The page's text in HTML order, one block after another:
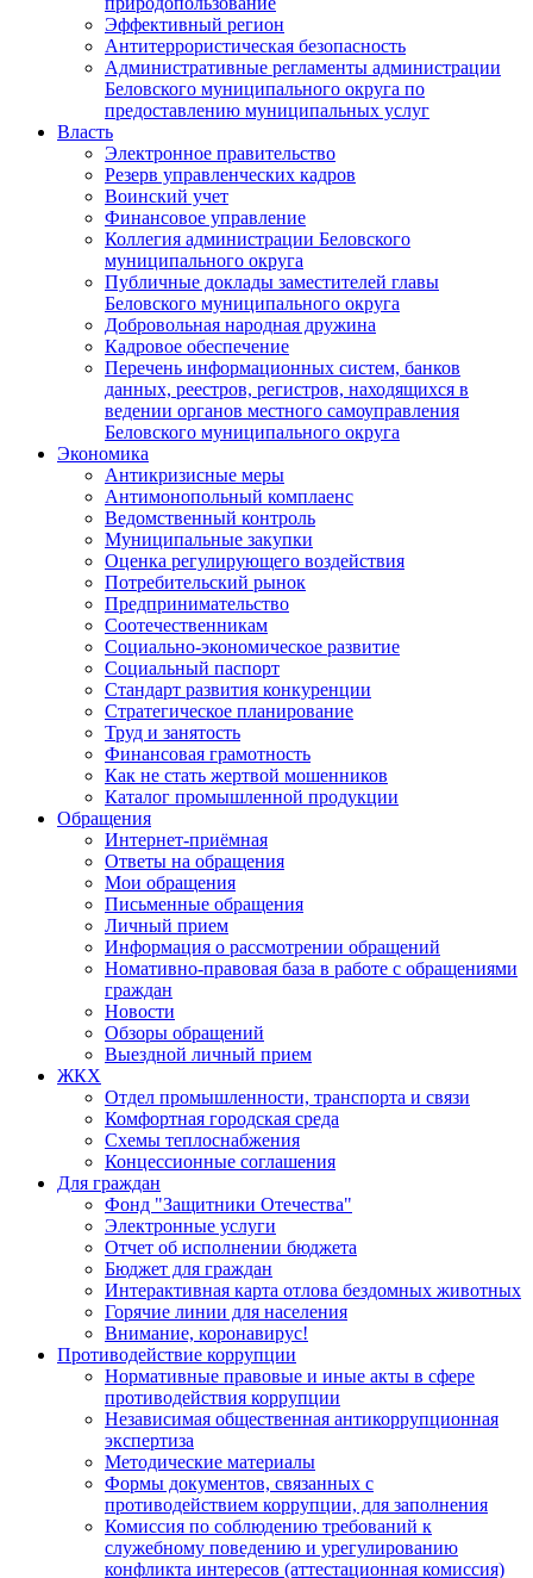
Эффективный регион
Антитеррористическая безопасность
Административные регламенты администрации
Беловского муниципального округа по
предоставлению муниципальных услуг
Власть
Электронное правительство
Резерв управленческих кадров
Воинский учет
Финансовое управление
Коллегия администрации Беловского
муниципального округа
Публичные доклады заместителей главы
Беловского муниципального округа
Добровольная народная дружина
Кадровое обеспечение
Перечень информационных систем, банков
данных, реестров, регистров, находящихся в
ведении органов местного самоуправления
Беловского муниципального округа
Экономика
Антикризисные меры
Антимонопольный комплаенс
Ведомственный контроль
Муниципальные закупки
Оценка регулирующего воздействия
Потребительский рынок
Предпринимательство
Соотечественникам
Социально-экономическое развитие
Социальный паспорт
Стандарт развития конкуренции
Стратегическое планирование
Труд и занятость
Финансовая грамотность
Как не стать жертвой мошенников
Каталог промышленной продукции
Обращения
Интернет-приёмная
Ответы на обращения
Мои обращения
Письменные обращения
Личный прием
Информация о рассмотрении обращений
Номативно-правовая база в работе с обращениями
граждан
Новости
Обзоры обращений
Выездной личный прием
ЖКХ
Отдел промышленности, транспорта и связи
Комфортная городская среда
Схемы теплоснабжения
Концессионные соглашения
Для граждан
Фонд "Защитники Отечества"
Электронные услуги
Отчет об исполнении бюджета
Бюджет для граждан
Интерактивная карта отлова бездомных животных
Горячие линии для населения
Внимание, коронавирус!
Противодействие коррупции
Нормативные правовые и иные акты в сфере
противодействия коррупции
Независимая общественная антикоррупционная
экспертиза
Методические материалы
Формы документов, связанных с
противодействием коррупции, для заполнения
Комиссия по соблюдению требований к
служебному поведению и урегулированию
конфликта интересов (аттестационная комиссия)